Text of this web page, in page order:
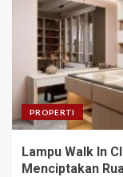
PROPERTI
Lampu Walk In
Menciptakan